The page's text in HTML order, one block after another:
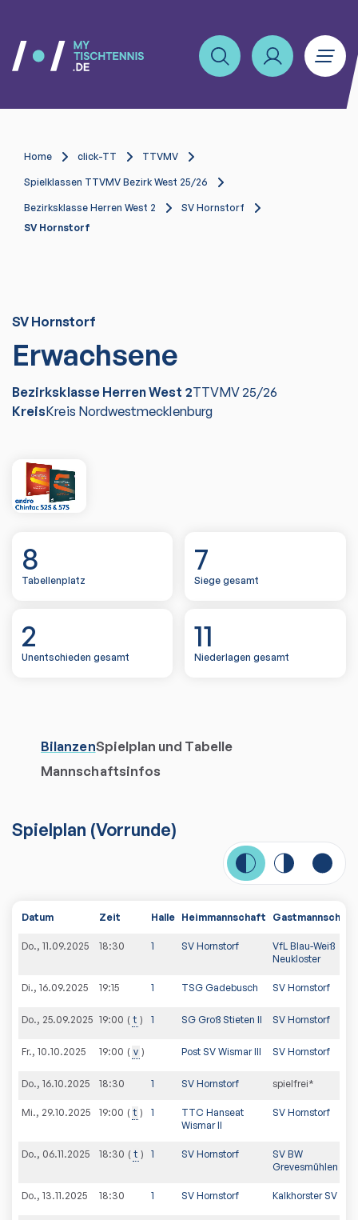
Home click-TT TTVMV
Spielklassen TTVMV Bezirk West 25/26
Bezirksklasse Herren West 2
SV Hornstorf
SV Hornstorf
SV Hornstorf
Erwachsene
Bezirksklasse Herren West 2TTVMV25/26
KreisKreis Nordwestmecklenburg
8
Tabellenplatz
7
Siege gesamt
2
Unentschieden gesamt
11
Niederlagen gesamt
BilanzenSpielplan und Tabelle
Mannschaftsinfos
Spielplan (Vorrunde)
Datum Zeit Halle Heimmannschaft Gastmannschaft
Do., 11.09.2025 18:30 1 SV Hornstorf
VfL Blau-Weiß
Neukloster
Di., 16.09.2025 19:15 1 TSG Gadebusch SV Hornstorf
Do., 25.09.2025 19:00 t 1 SG Groß Stieten II SV Hornstorf
Fr., 10.10.2025 19:00 v Post SV Wismar III SV Hornstorf
Do., 16.10.2025 18:30 1 SV Hornstorf spielfrei*
Mi., 29.10.2025 19:00 t 1
TTC Hanseat
Wismar II
SV Hornstorf
Do., 06.11.2025 18:30 t 1 SV Hornstorf
SV BW
Grevesmühlen
Do., 13.11.2025 18:30 1 SV Hornstorf Kalkhorster SV